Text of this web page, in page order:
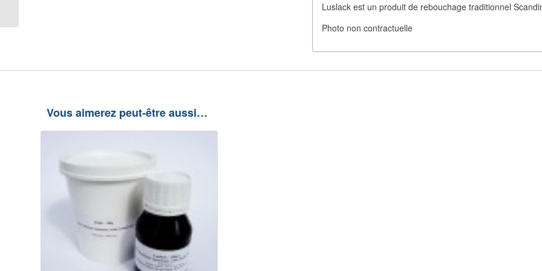
Luslack est un produit de rebouchage traditionnel
Photo non contractuelle
Vous aimerez peut-être aussi…